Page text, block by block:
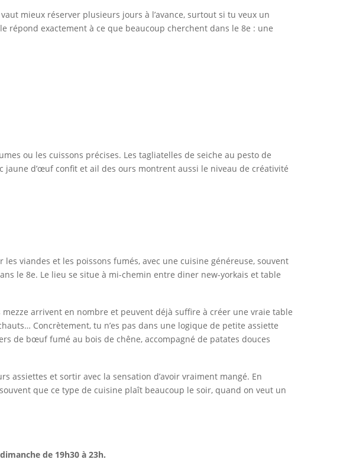
mieux réserver plusieurs jours à l’avance, surtout si tu veux un
répond exactement à ce que beaucoup cherchent dans le 8e : une
ou les cuissons précises. Les tagliatelles de seiche au pesto de
d’œuf confit et ail des ours montrent aussi le niveau de créativité
viandes et les poissons fumés, avec une cuisine généreuse, souvent
le 8e. Le lieu se situe à mi-chemin entre diner new-yorkais et table
arrivent en nombre et peuvent déjà suffire à créer une vraie table
Concrètement, tu n’es pas dans une logique de petite assiette
de bœuf fumé au bois de chêne, accompagné de patates douces
assiettes et sortir avec la sensation d’avoir vraiment mangé. En
que ce type de cuisine plaît beaucoup le soir, quand on veut un
de 19h30 à 23h.